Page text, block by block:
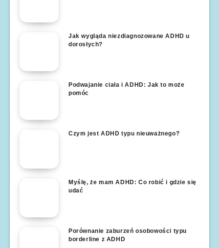
Jak wygląda niezdiagnozowane ADHD u
dorosłych?
Podwajanie ciała i ADHD: Jak to może
pomóc
Czym jest ADHD typu nieuważnego?
Myślę, że mam ADHD: Co robić i gdzie się
udać
Porównanie zaburzeń osobowości typu
borderline z ADHD